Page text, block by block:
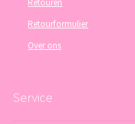
Retourformulier
Over ons
Service